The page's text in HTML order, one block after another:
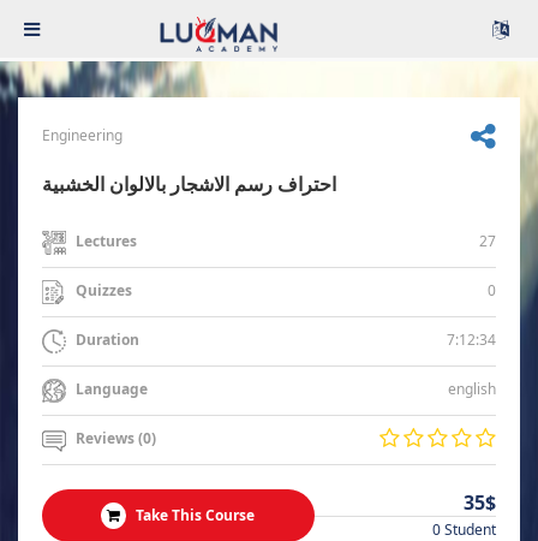
Engineering
احتراف رسم الاشجار بالالوان الخشبية
Lectures 27
Quizzes 0
Duration 7:12:34
Language english
Reviews (0)
Take This Course 35$
0 Student